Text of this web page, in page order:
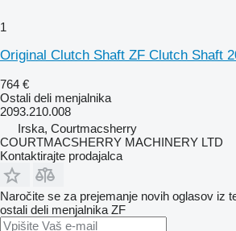
1
Original Clutch Shaft ZF Clutch Shaft
764 €
Ostali deli menjalnika
2093.210.008
Irska, Courtmacsherry
COURTMACSHERRY MACHINERY LTD
Kontaktirajte prodajalca
Naročite se za prejemanje novih oglasov iz
ostali deli menjalnika ZF